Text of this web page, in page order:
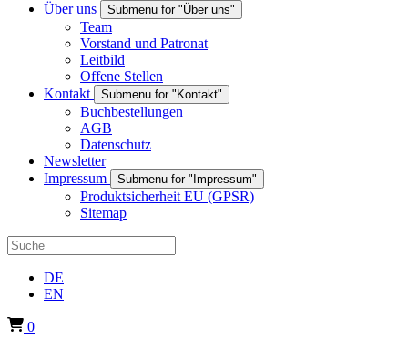
Über uns
Submenu for "Über uns"
Team
Vorstand und Patronat
Leitbild
Offene Stellen
Kontakt
Submenu for "Kontakt"
Buchbestellungen
AGB
Datenschutz
Newsletter
Impressum
Submenu for "Impressum"
Produktsicherheit EU (GPSR)
Sitemap
DE
EN
0